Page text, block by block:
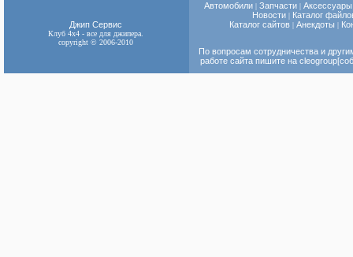
Джип Сервис
Клуб 4x4 - все для джипера.
copyright © 2006-2010
Автомобили| Запчасти| Аксессуары
Новости| Каталог
Каталог сайтов | Анекдоты |
По вопросам сотрудничества и
работе сайта пишите на